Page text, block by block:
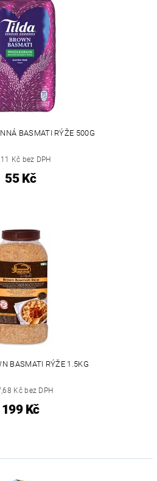
BASMATI RÝŽE 500G
Kč bez DPH
55 Kč
BASMATI RÝŽE 1.5KG
Kč bez DPH
199 Kč